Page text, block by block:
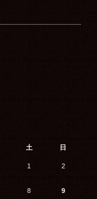
土 日
1 2
8 9